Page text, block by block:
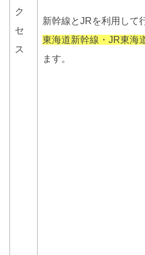
ク
セ
ス
新幹線とJRを利用して
東海道新幹線・JR東海
ます。